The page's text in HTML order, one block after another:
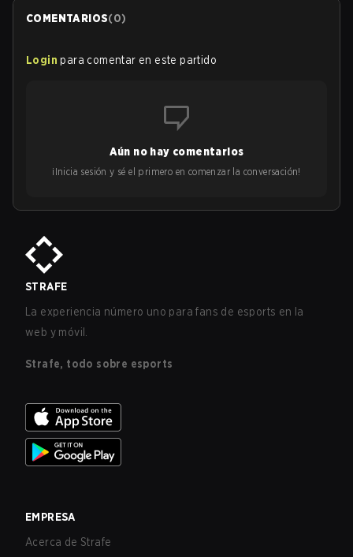
COMENTARIOS(0)
Login para comentar en este partido
Aún no hay comentarios
¡Inicia sesión y sé el primero en comenzar la conversación!
STRAFE
La experiencia número uno para fans de esports en la
web y móvil.
Strafe, todo sobre esports
EMPRESA
Acerca de Strafe